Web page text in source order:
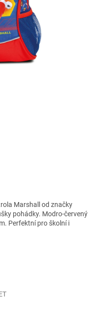
Marshall od značky
pohádky. Modro-červený
Perfektní pro školní i